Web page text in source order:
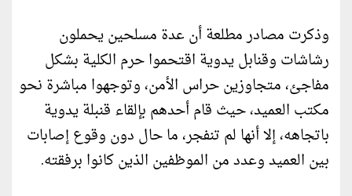
وذكرت مصادر مطلعة أن عدة مسلحين يحملون
رشاشات وقنابل يدوية اقتحموا حرم الكلية بشكل
مفاجئ، متجاوزين حراس الأمن، وتوجهوا مباشرة نحو
مكتب العميد، حيث قام أحدهم بإلقاء قنبلة يدوية
باتجاهه، إلا أنها لم تنفجر، ما حال دون وقوع إصابات
بين العميد وعدد من الموظفين الذين كانوا برفقته.